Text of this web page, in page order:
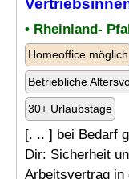
• Rheinland-
Homeoffice möglich
Betriebliche
30+ Urlaubstage
[. .. ] bei Bedarf
Dir: Sicherheit
Arbeitsvertrag in